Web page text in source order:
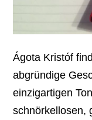
Ágota Kristóf
abgründige
einzigartigen
schnörkellosen,